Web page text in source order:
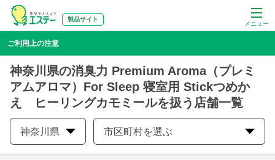
メニュー
製品サイト
ご利用上の注意
神奈川県の消臭力 Premium Aroma（プレミ
アムアロマ）For Sleep 寝室用 Stickつめか
え ヒーリングカモミールを扱う店舗一覧
神奈川県 市区町村を選ぶ